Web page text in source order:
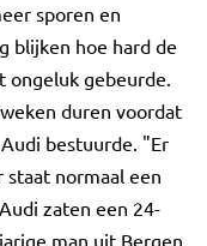
sporen en
blijken hoe hard de
ongeluk gebeurde.
duren voordat
bestuurde. "Er
staat normaal een
zaten een 24-
man uit Bergen